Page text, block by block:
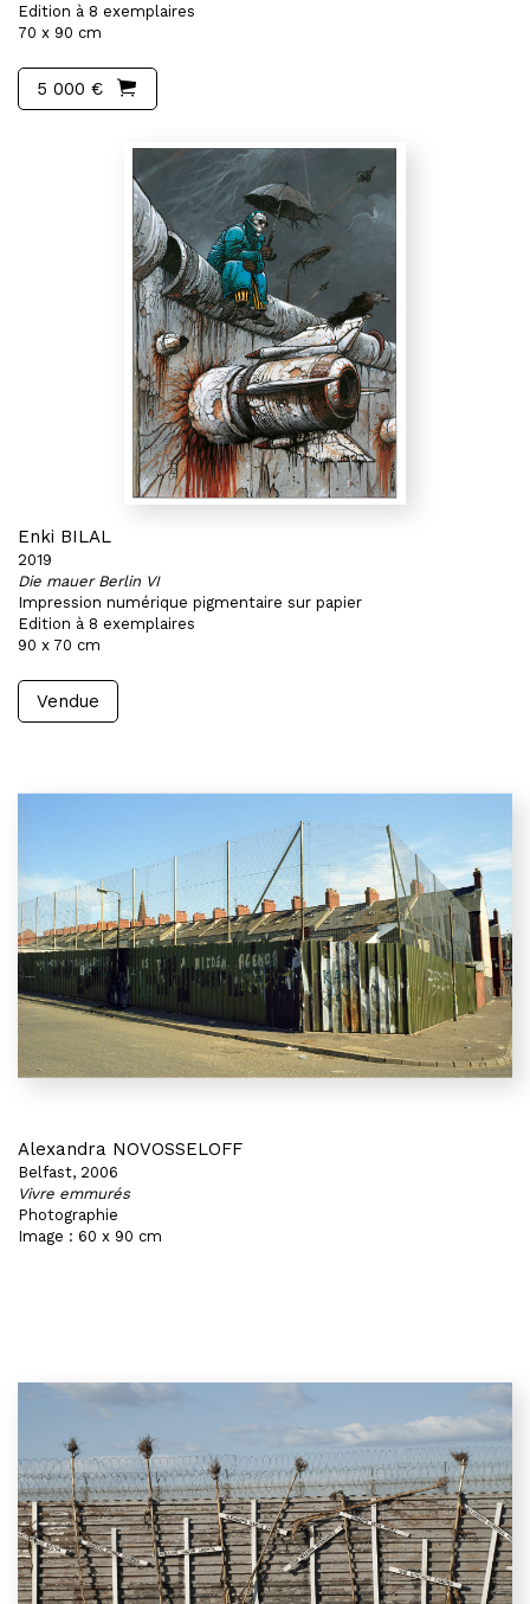
Edition à 8 exemplaires
70 x 90 cm
5 000 €
Enki BILAL
2019
Die mauer Berlin VI
Impression numérique pigmentaire sur papier
Edition à 8 exemplaires
90 x 70 cm
Vendue
Alexandra NOVOSSELOFF
Belfast, 2006
Vivre emmurés
Photographie
Image : 60 x 90 cm